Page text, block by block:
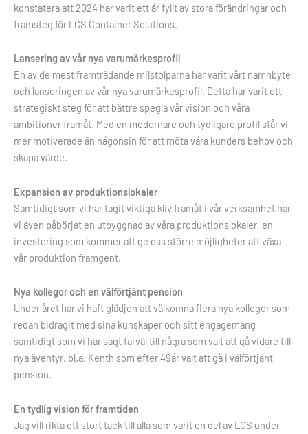
konstatera att 2024 har varit ett år fyllt av stora förändringar och
framsteg för LCS Container Solutions.
Lansering av vår nya varumärkesprofil
En av de mest framträdande milstolparna har varit vårt namnbyte
och lanseringen av vår nya varumärkesprofil. Detta har varit ett
strategiskt steg för att bättre spegla vår vision och våra
ambitioner framåt. Med en modernare och tydligare profil står vi
mer motiverade än någonsin för att möta våra kunders behov och
skapa värde.
Expansion av produktionslokaler
Samtidigt som vi har tagit viktiga kliv framåt i vår verksamhet har
vi även påbörjat en utbyggnad av våra produktionslokaler, en
investering som kommer att ge oss större möjligheter att växa
vår produktion framgent.
Nya kollegor och en välförtjänt pension
Under året har vi haft glädjen att välkomna flera nya kollegor som
redan bidragit med sina kunskaper och sitt engagemang
samtidigt som vi har sagt farväl till några som valt att gå vidare till
nya äventyr, bl.a. Kenth som efter 49år valt att gå i välförtjänt
pension.
En tydlig vision för framtiden
Jag vill rikta ett stort tack till alla som varit en del av LCS under